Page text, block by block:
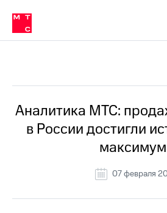
Медиа-центр
и акционерам
Устойчивое развитие
Комплаенс и деловая этика
компании
Карьера
История
компании
Руководство
информация
в МТС
Пресс-
релизы
о технологиях
Аналитика МТС:
в России достигли
07 февраля